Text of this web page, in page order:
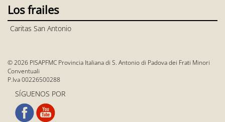
Los frailes
Caritas San Antonio
© 2026 PISAPFMC Provincia Italiana di S. Antonio di Padova dei Frati Minori
Conventuali
P.Iva 00226500288
SÍGUENOS POR